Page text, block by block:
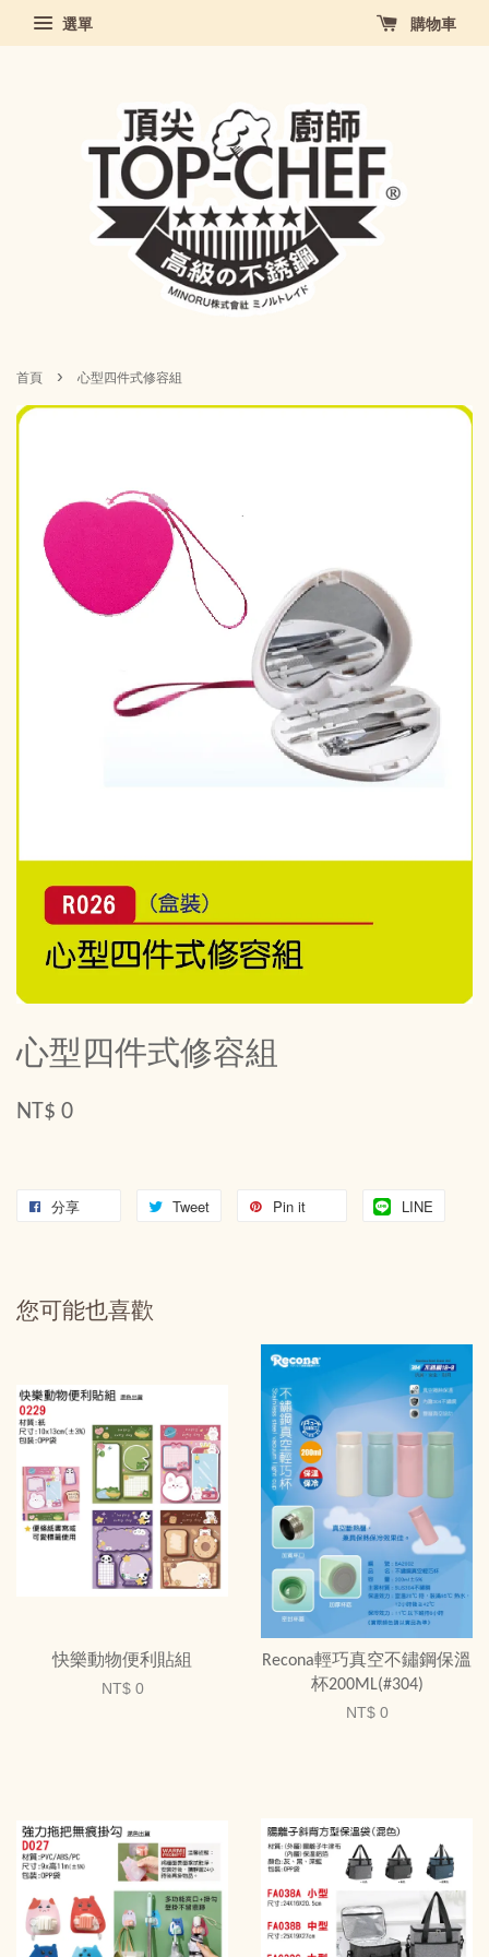
選單 購物車
首頁 › 心型四件式修容組
心型四件式修容組
NT$ 0
分享 Tweet Pin it LINE
您可能也喜歡
快樂動物便利貼組
NT$ 0
Recona輕巧真空不鏽鋼保溫
杯200ML(#304)
NT$ 0